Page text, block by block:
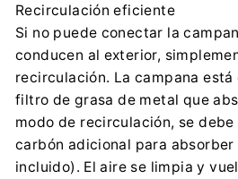
Recirculación eficiente
Si no puede conectar la
conducen al exterior,
recirculación. La campana está
filtro de grasa de metal que
modo de recirculación, se
carbón adicional para absorber
incluido). El aire se limpia y